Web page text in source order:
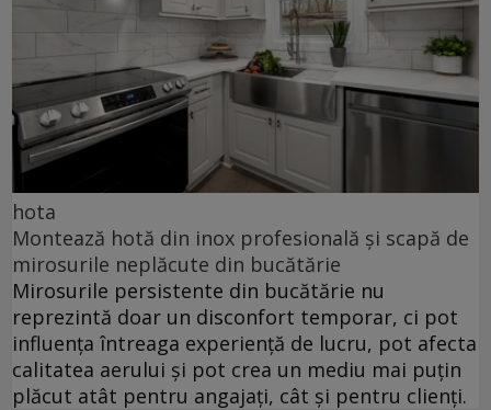
hota
Montează hotă din inox profesională și scapă de
mirosurile neplăcute din bucătărie
Mirosurile persistente din bucătărie nu
reprezintă doar un disconfort temporar, ci pot
influența întreaga experiență de lucru, pot afecta
calitatea aerului și pot crea un mediu mai puțin
plăcut atât pentru angajați, cât și pentru clienți.